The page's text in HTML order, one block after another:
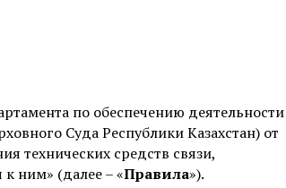
по обеспечению деятельности
Суда Республики Казахстан) от
технических средств связи,
ним» (далее – «Правила»).